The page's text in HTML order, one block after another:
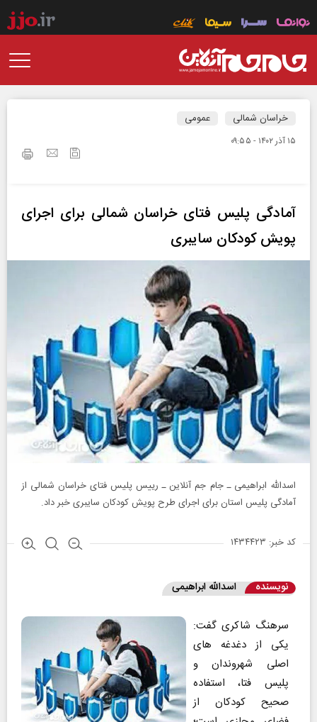
خراسان شمالی عمومی
۱۵ آذر ۱۴۰۲ - ۰۹:۵۵
آمادگی پلیس فتای خراسان شمالی برای اجرای
پویش کودکان سایبری
اسدالله ابراهیمی ـ جام جم آنلاین ـ رییس پلیس فتای خراسان شمالی از
آمادگی پلیس استان برای اجرای طرح پویش کودکان سایبری خبر داد.
کد خبر: ۱۴۳۴۴۲۳
نویسنده اسدالله ابراهیمی
سرهنگ شاکری گفت:
یکی از دغدغه های
اصلی شهروندان و
پلیس فتا، استفاده
صحیح کودکان از